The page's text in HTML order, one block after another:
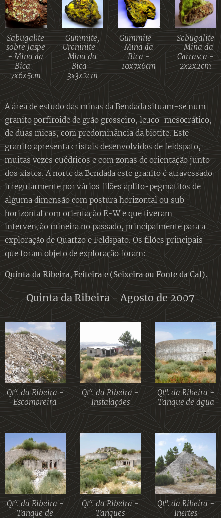
Sabugalite
sobre Jaspe
- Mina da
Bica -
7x6x5cm
Gummite,
Uraninite -
Mina da
Bica -
3x3x2cm
Gummite -
Mina da
Bica -
10x7x6cm
Sabugalite
- Mina da
Carrasca -
2x2x2cm
A área de estudo das minas da Bendada situam-se num
granito porfiroide de grão grosseiro, leuco-mesocrático,
de duas micas, com predominância da biotite. Este
granito apresenta cristais desenvolvidos de feldspato,
muitas vezes euédricos e com zonas de orientação junto
dos xistos. A norte da Bendada este granito é atravessado
irregularmente por vários filões aplito-pegmatitos de
alguma dimensão com postura horizontal ou sub-
horizontal com orientação E-W e que tiveram
intervenção mineira no passado, principalmente para a
exploração de Quartzo e Feldspato. Os filões principais
que foram objeto de exploração foram:
Quinta da Ribeira, Feiteira e (Seixeira ou Fonte da Cal).
Quinta da Ribeira - Agosto de 2007
Qtª. da Ribeira -
Escombreira
Qtª. da Ribeira -
Instalações
Qtª. da Ribeira -
Tanque de água
Qtª. da Ribeira -
Tanque de
Qtª. da Ribeira -
Tanques
Qtª. da Ribeira -
Inertes